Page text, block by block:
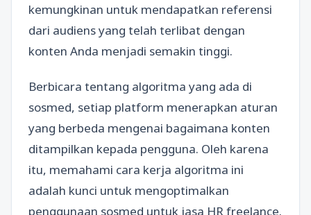
kemungkinan untuk mendapatkan referensi
dari audiens yang telah terlibat dengan
konten Anda menjadi semakin tinggi.
Berbicara tentang algoritma yang ada di
sosmed, setiap platform menerapkan aturan
yang berbeda mengenai bagaimana konten
ditampilkan kepada pengguna. Oleh karena
itu, memahami cara kerja algoritma ini
adalah kunci untuk mengoptimalkan
penggunaan sosmed untuk jasa HR freelance.